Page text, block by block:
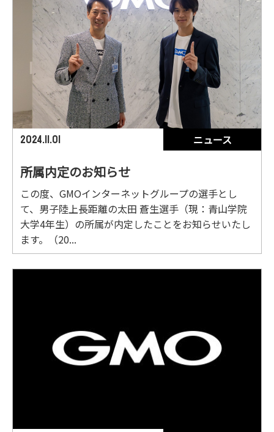
2024.11.01 ニュース
所属内定のお知らせ
この度、GMOインターネットグループの選手とし
て、男子陸上長距離の太田 蒼生選手（現：青山学院
大学4年生）の所属が内定したことをお知らせいたし
ます。（20...